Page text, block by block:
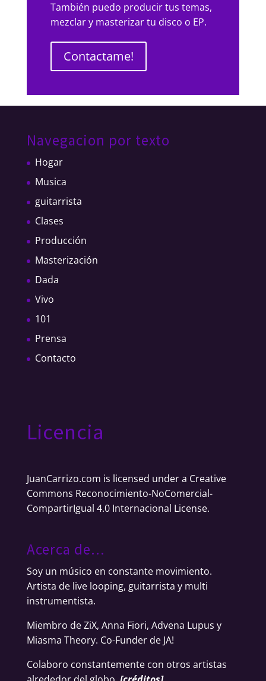
También puedo producir tus temas,
mezclar y masterizar tu disco o EP.
Contactame!
Navegacion por texto
Hogar
Musica
guitarrista
Clases
Producción
Masterización
Dada
Vivo
101
Prensa
Contacto
Licencia
JuanCarrizo.com is licensed under a Creative
Commons Reconocimiento-NoComercial-
CompartirIgual 4.0 Internacional License.
Acerca de…
Soy un músico en constante movimiento.
Artista de live looping, guitarrista y multi
instrumentista.
Miembro de ZiX, Anna Fiori, Advena Lupus y
Miasma Theory. Co-Funder de JA!
Colaboro constantemente con otros artistas